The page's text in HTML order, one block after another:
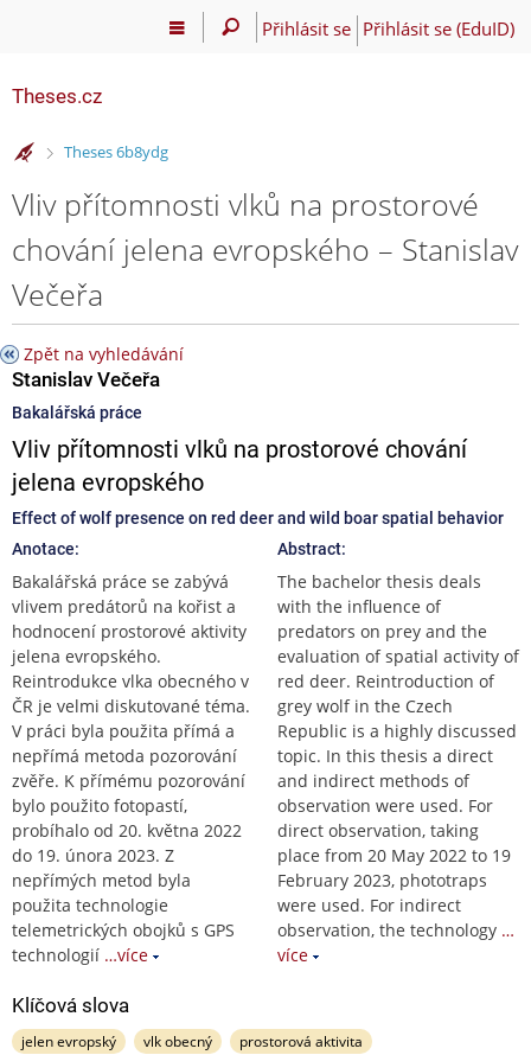
Přihlásit se Přihlásit se (EduID)
Theses.cz
>
Theses 6b8ydg
Vliv přítomnosti vlků na prostorové
chování jelena evropského – Stanislav
Večeřa
Zpět na vyhledávání
Stanislav Večeřa
Bakalářská práce
Vliv přítomnosti vlků na prostorové chování
jelena evropského
Effect of wolf presence on red deer and wild boar spatial behavior
Anotace:
Bakalářská práce se zabývá
vlivem predátorů na kořist a
hodnocení prostorové aktivity
jelena evropského.
Reintrodukce vlka obecného v
ČR je velmi diskutované téma.
V práci byla použita přímá a
nepřímá metoda pozorování
zvěře. K přímému pozorování
bylo použito fotopastí,
probíhalo od 20. května 2022
do 19. února 2023. Z
nepřímých metod byla
použita technologie
telemetrických obojků s GPS
technologií …více
Abstract:
The bachelor thesis deals
with the influence of
predators on prey and the
evaluation of spatial activity of
red deer. Reintroduction of
grey wolf in the Czech
Republic is a highly discussed
topic. In this thesis a direct
and indirect methods of
observation were used. For
direct observation, taking
place from 20 May 2022 to 19
February 2023, phototraps
were used. For indirect
observation, the technology …
více
Klíčová slova
jelen evropský vlk obecný prostorová aktivita